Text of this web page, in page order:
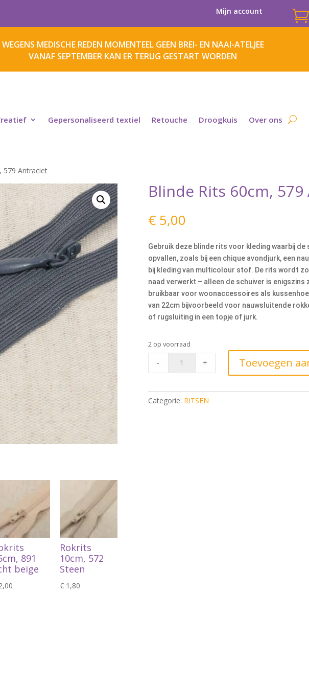
Mijn account 
WEGENS MEDISCHE REDEN MOMENTEEL GEEN BREI- EN NAAI-ATELJEE
VANAF SEPTEMBER KAN ER TERUG GESTART WORDEN
Gepersonaliseerd textiel Retouche Droogkuis Over ons
579 Antraciet
891
beige
Rokrits
10cm, 572
Steen
€ 1,80
Blinde Rits 60cm,
€5,00
Gebruik deze blinde rits voor kleding waarbij de
opvallen, zoals bij een chique avondjurk, een
bij kleding van multicolour stof. De rits wordt
naad verwerkt – alleen de schuiver is enigszins
bruikbaar voor woonaccessoires als
van 22cm bijvoorbeeld voor nauwsluitende
of rugsluiting in een topje of jurk.
2 op voorraad
579
Antraciet
- + Toevoegen
Categorie: RITSEN